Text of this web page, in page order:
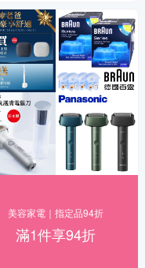
美容家電｜指定品94折
滿1件享94折